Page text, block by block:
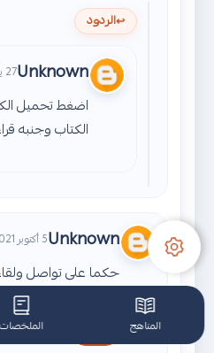
الردود
Unknown27 يناير 2022 في 5:12 ص
اضغط تحميل
الكتاب وجنبه
Unknown5 أكتوبر 2021 في 7:50 ص
حكما على تواصل
المناهج الملخصات